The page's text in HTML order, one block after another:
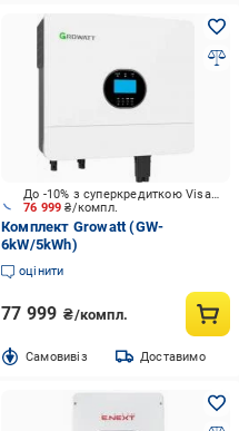
76 999₴/компл.
До -10% з суперкредиткою Visa Вигода
Комплект Growatt (GW-
6kW/5kWh)
оцінити
77 999 ₴/компл.
Cамовивіз Доставимо